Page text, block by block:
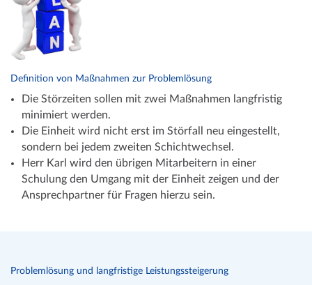
Definition von Maßnahmen zur Problemlösung
Die Störzeiten sollen mit zwei Maßnahmen langfristig
minimiert werden.
Die Einheit wird nicht erst im Störfall neu eingestellt,
sondern bei jedem zweiten Schichtwechsel.
Herr Karl wird den übrigen Mitarbeitern in einer
Schulung den Umgang mit der Einheit zeigen und der
Ansprechpartner für Fragen hierzu sein.
Problemlösung und langfristige Leistungssteigerung